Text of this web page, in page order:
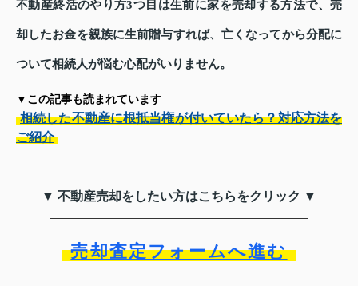
不動産終活のやり方3つ目は生前に家を売却する方法で、売
却したお金を親族に生前贈与すれば、亡くなってから分配に
ついて相続人が悩む心配がいりません。
▼この記事も読まれています
相続した不動産に根抵当権が付いていたら？対応方法を
ご紹介
▼ 不動産売却をしたい方はこちらをクリック ▼
売却査定フォームへ進む